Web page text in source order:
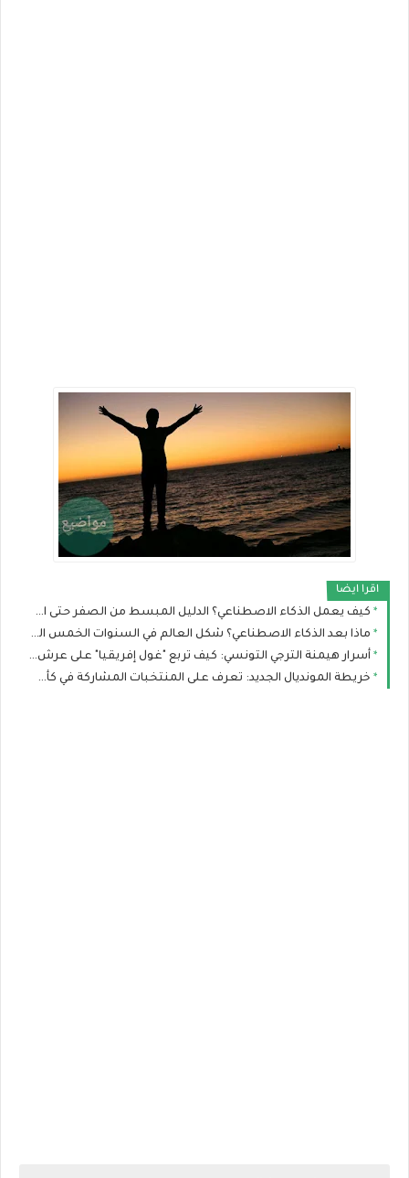
اقرا ايضا
كيف يعمل الذكاء الاصطناعي؟ الدليل المبسط من الصفر حتى الاحتراف
ماذا بعد الذكاء الاصطناعي؟ شكل العالم في السنوات الخمس القادمة
أسرار هيمنة الترجي التونسي: كيف تربع "غول إفريقيا" على عرش الألقاب؟
خريطة المونديال الجديد: تعرف على المنتخبات المشاركة في كأس العالم ومن المرشح للقب؟